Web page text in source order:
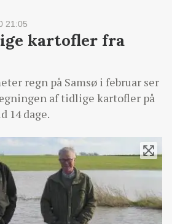
21:05
kartofler fra
regn på Samsø i februar ser
af tidlige kartofler på
14 dage.